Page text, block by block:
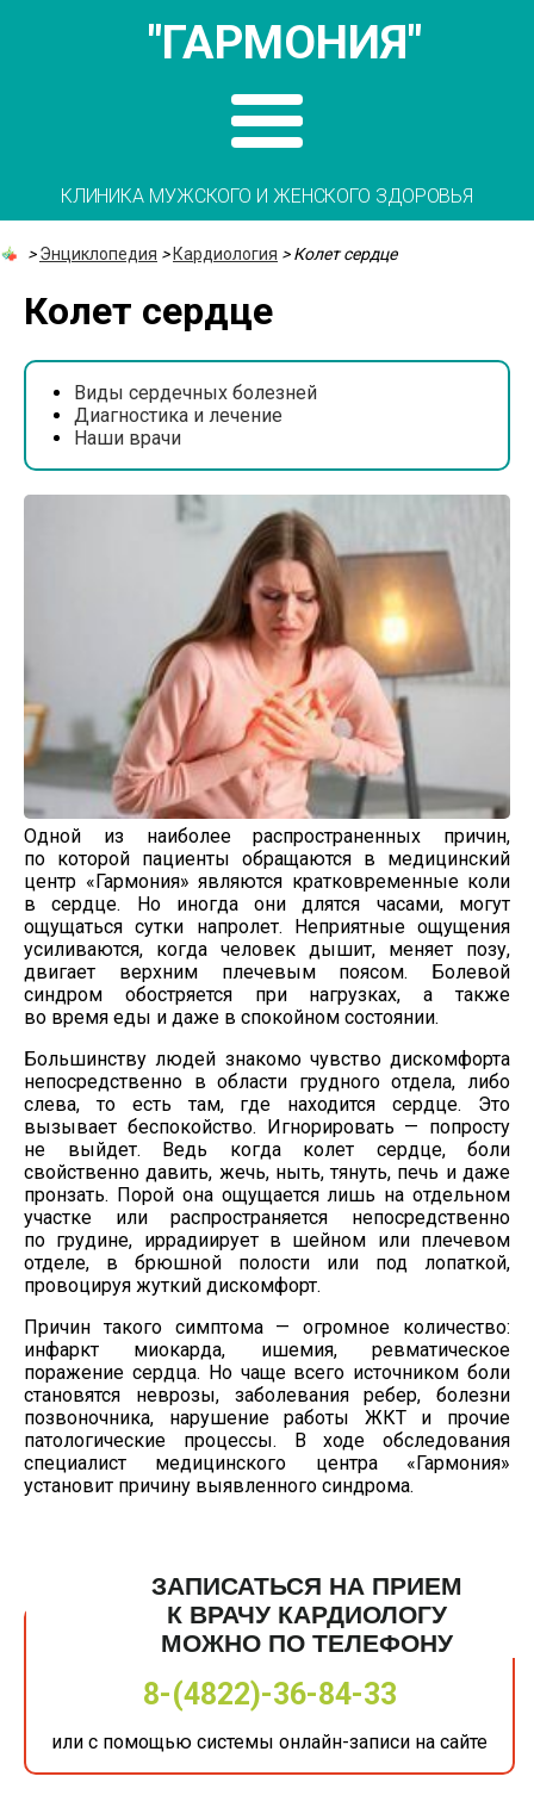
"ГАРМОНИЯ"
КЛИНИКА МУЖСКОГО И ЖЕНСКОГО ЗДОРОВЬЯ
>Энциклопедия > Кардиология >Колет сердце
Колет сердце
Виды сердечных болезней
Диагностика и лечение
Наши врачи
Одной из наиболее распространенных причин,
по которой пациенты обращаются в медицинский
центр «Гармония» являются кратковременные коли
в сердце. Но иногда они длятся часами, могут
ощущаться сутки напролет. Неприятные ощущения
усиливаются, когда человек дышит, меняет позу,
двигает верхним плечевым поясом. Болевой
синдром обостряется при нагрузках, а также
во время еды и даже в спокойном состоянии.
Большинству людей знакомо чувство дискомфорта
непосредственно в области грудного отдела, либо
слева, то есть там, где находится сердце. Это
вызывает беспокойство. Игнорировать — попросту
не выйдет. Ведь когда колет сердце, боли
свойственно давить, жечь, ныть, тянуть, печь и даже
пронзать. Порой она ощущается лишь на отдельном
участке или распространяется непосредственно
по грудине, иррадиирует в шейном или плечевом
отделе, в брюшной полости или под лопаткой,
провоцируя жуткий дискомфорт.
Причин такого симптома — огромное количество:
инфаркт миокарда, ишемия, ревматическое
поражение сердца. Но чаще всего источником боли
становятся неврозы, заболевания ребер, болезни
позвоночника, нарушение работы ЖКТ и прочие
патологические процессы. В ходе обследования
специалист медицинского центра «Гармония»
установит причину выявленного синдрома.
ЗАПИСАТЬСЯ НА ПРИЕМ
К ВРАЧУ КАРДИОЛОГУ
МОЖНО ПО ТЕЛЕФОНУ
8-(4822)-36-84-33
или с помощью системы онлайн-записи на сайте